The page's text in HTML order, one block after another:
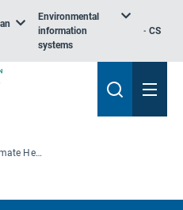
Environmental
information
systems
CS
Síť pro klimatické dědictví (Climate Heritage Network)